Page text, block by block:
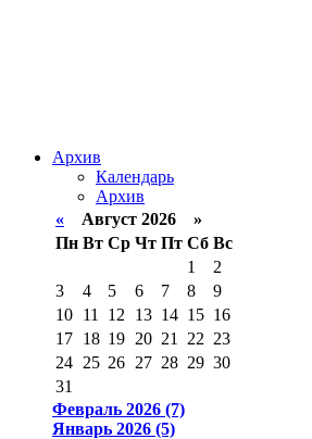
Архив
Календарь
Архив
« Август 2026 »
Пн Вт Ср Чт Пт Сб Вс
1
2
3
4 5 6 7 8
9
10 11 12 13 14 15 16
17 18 19 20 21 22 23
24 25 26 27 28 29 30
31
Февраль 2026 (7)
Январь 2026 (5)